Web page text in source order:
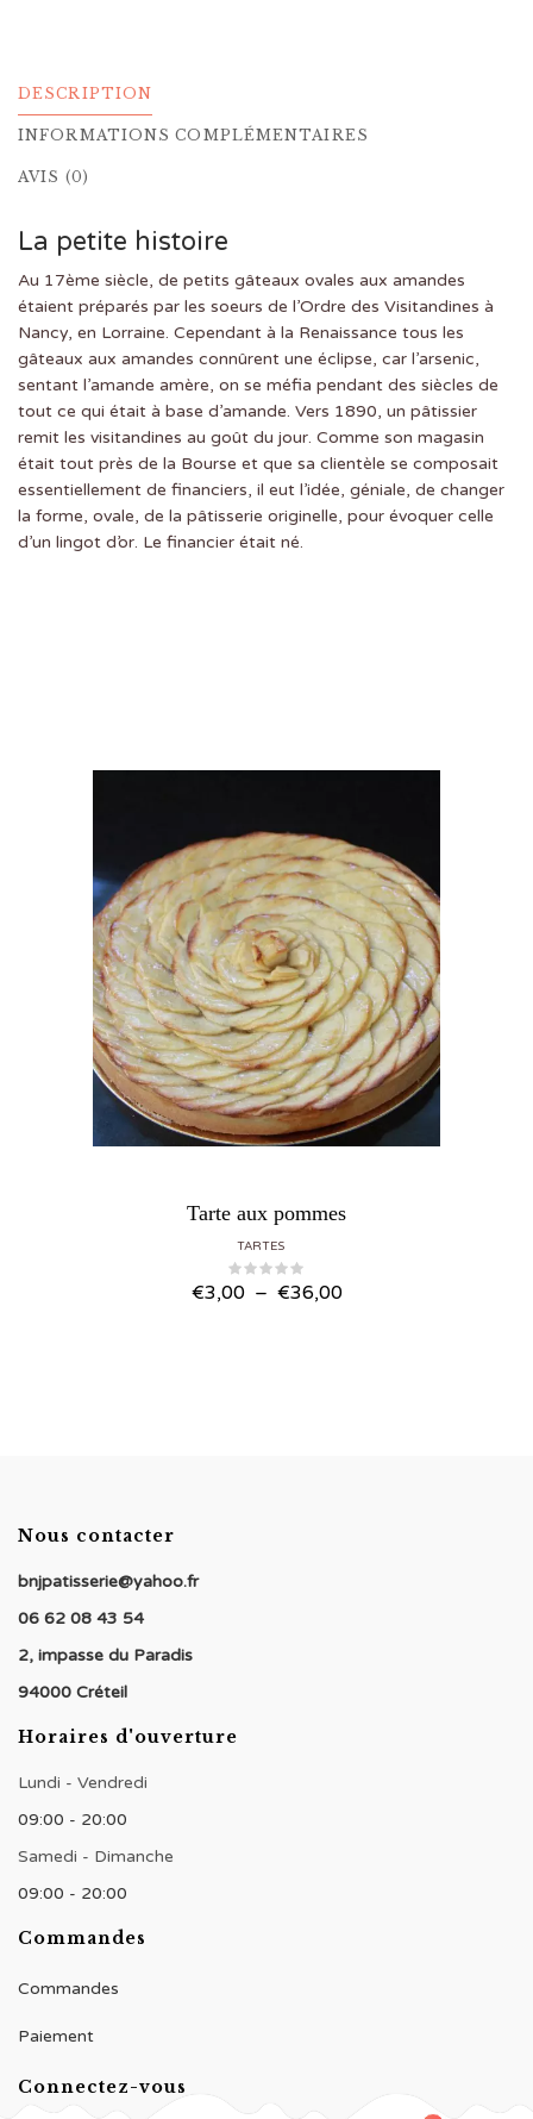
DESCRIPTION
INFORMATIONS COMPLÉMENTAIRES
AVIS (0)
La petite histoire
Au 17ème siècle, de petits gâteaux ovales aux amandes
étaient préparés par les soeurs de l’Ordre des Visitandines à
Nancy, en Lorraine. Cependant à la Renaissance tous les
gâteaux aux amandes connûrent une éclipse, car l’arsenic,
sentant l’amande amère, on se méfia pendant des siècles de
tout ce qui était à base d’amande. Vers 1890, un pâtissier
remit les visitandines au goût du jour. Comme son magasin
était tout près de la Bourse et que sa clientèle se composait
essentiellement de financiers, il eut l’idée, géniale, de changer
la forme, ovale, de la pâtisserie originelle, pour évoquer celle
d’un lingot d’or. Le financier était né.
Tarte aux pommes
TARTES
€3,00 – €36,00Plage
Nous contacter
bnjpatisserie@yahoo.fr
06 62 08 43 54
2, impasse du Paradis
94000 Créteil
Horaires d'ouverture
Lundi - Vendredi
09:00 - 20:00
Samedi - Dimanche
09:00 - 20:00
Commandes
Commandes
Paiement
Connectez-vous